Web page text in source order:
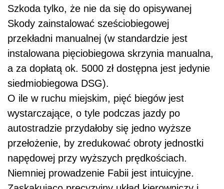
Szkoda tylko, że nie da się do opisywanej
Skody zainstalować sześciobiegowej
przekładni manualnej (w standardzie jest
instalowana pięciobiegowa skrzynia manualna,
a za dopłatą ok. 5000 zł dostępna jest jedynie
siedmiobiegowa DSG).
O ile w ruchu miejskim, pięć biegów jest
wystarczające, o tyle podczas jazdy po
autostradzie przydałoby się jedno wyższe
przełożenie, by zredukować obroty jednostki
napędowej przy wyższych prędkościach.
Niemniej prowadzenie Fabii jest intuicyjne.